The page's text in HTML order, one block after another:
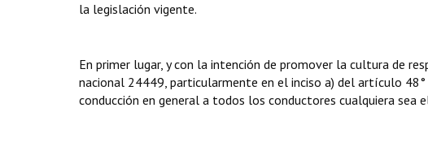
la legislación vigente.
En primer lugar, y con la intención de promover la cultura de
nacional 24449, particularmente en el inciso a) del artículo
conducción en general a todos los conductores cualquiera sea